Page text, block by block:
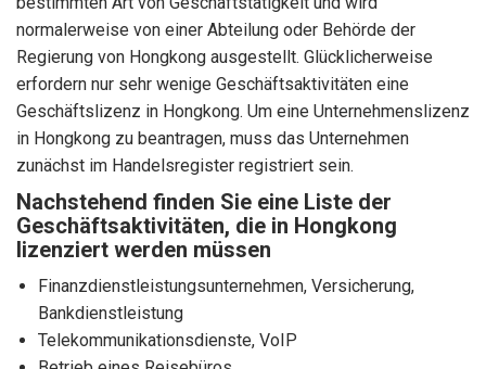
normalerweise von einer Abteilung oder Behörde der
Regierung von Hongkong ausgestellt. Glücklicherweise
erfordern nur sehr wenige Geschäftsaktivitäten eine
Geschäftslizenz in Hongkong. Um eine Unternehmenslizenz
in Hongkong zu beantragen, muss das Unternehmen
zunächst im Handelsregister registriert sein.
Nachstehend finden Sie eine Liste der
Geschäftsaktivitäten, die in Hongkong
lizenziert werden müssen
Finanzdienstleistungsunternehmen, Versicherung,
Bankdienstleistung
Telekommunikationsdienste, VoIP